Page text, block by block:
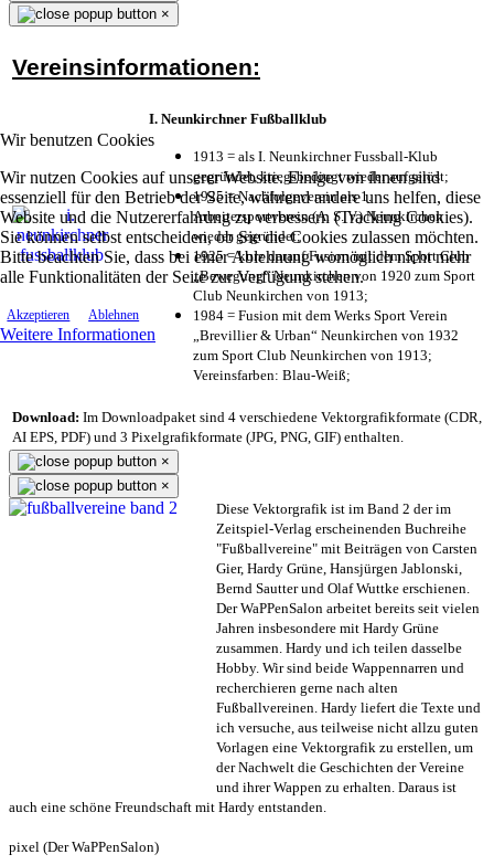
Wir benutzen Cookies
Wir nutzen Cookies auf unserer Website. Einige von ihnen sind
essenziell für den Betrieb der Seite, während andere uns helfen, diese
Website und die Nutzererfahrung zu verbessern (Tracking Cookies).
Sie können selbst entscheiden, ob Sie die Cookies zulassen möchten.
Bitte beachten Sie, dass bei einer Ablehnung womöglich nicht mehr
alle Funktionalitäten der Seite zur Verfügung stehen.
Akzeptieren Ablehnen
Weitere Informationen
×
Vereinsinformationen:
I. Neunkirchner Fußballklub
1913 = als I. Neunkirchner Fussball-Klub
gegründet, kriegsbedingt wieder aufgelöst;
1925 = Nachfolgeverein als 1.
Arbeitersportverein (A. S. V.) Neunkirchen
wieder gegründet;
1925 = kurz darauf Fusion mit dem Sport Club
„Bewegung“ Neunkirchen von 1920 zum Sport
Club Neunkirchen von 1913;
1984 = Fusion mit dem Werks Sport Verein
„Brevillier & Urban“ Neunkirchen von 1932
zum Sport Club Neunkirchen von 1913;
Vereinsfarben: Blau-Weiß;
Download: Im Downloadpaket sind 4 verschiedene Vektorgrafikformate (CDR,
AI EPS, PDF) und 3 Pixelgrafikformate (JPG, PNG, GIF) enthalten.
×
×
Diese Vektorgrafik ist im Band 2 der im
Zeitspiel-Verlag erscheinenden Buchreihe
"Fußballvereine" mit Beiträgen von Carsten
Gier, Hardy Grüne, Hansjürgen Jablonski,
Bernd Sautter und Olaf Wuttke erschienen.
Der WaPPenSalon arbeitet bereits seit vielen
Jahren insbesondere mit Hardy Grüne
zusammen. Hardy und ich teilen dasselbe
Hobby. Wir sind beide Wappennarren und
recherchieren gerne nach alten
Fußballvereinen. Hardy liefert die Texte und
ich versuche, aus teilweise nicht allzu guten
Vorlagen eine Vektorgrafik zu erstellen, um
der Nachwelt die Geschichten der Vereine
und ihrer Wappen zu erhalten. Daraus ist
auch eine schöne Freundschaft mit Hardy entstanden.
pixel (Der WaPPenSalon)